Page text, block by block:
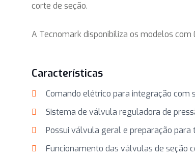
corte de seção.
A Tecnomark disponibiliza os modelos
Características
Comando elétrico para integração
Sistema de válvula reguladora de
Possui válvula geral e preparação
Funcionamento das válvulas de seção